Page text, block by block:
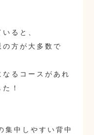
ると、
方が大多数で
るコースがあれ
！
中しやすい背中